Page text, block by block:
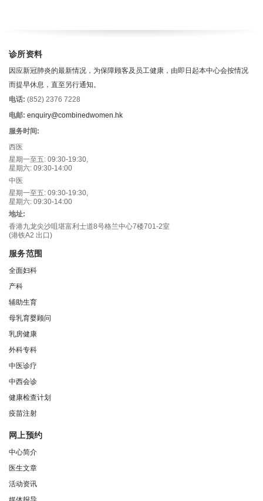
诊所资料
因应新冠肺炎的最新情况，为保障顾客及员工健康，由即日起本中心会按情况
而提早休息，直至另行通知。
电话: (852) 2376 7228
电邮: enquiry@combinedwomen.hk
服务时间:
西医
星期一至五: 09:30-19:30,
星期六: 09:30-14:00
中医
星期一至五: 09:30-19:30,
星期六: 09:30-14:00
地址:
香港九龙尖沙咀堪富利士道8号格兰中心7楼701-2室
(港铁A2 出口)
服务范围
全面妇科
产科
辅助生育
母乳育婴顾问
乳房健康
外科专科
中医诊疗
中西会诊
健康检查计划
疫苗注射
网上预约
中心简介
医生文章
活动资讯